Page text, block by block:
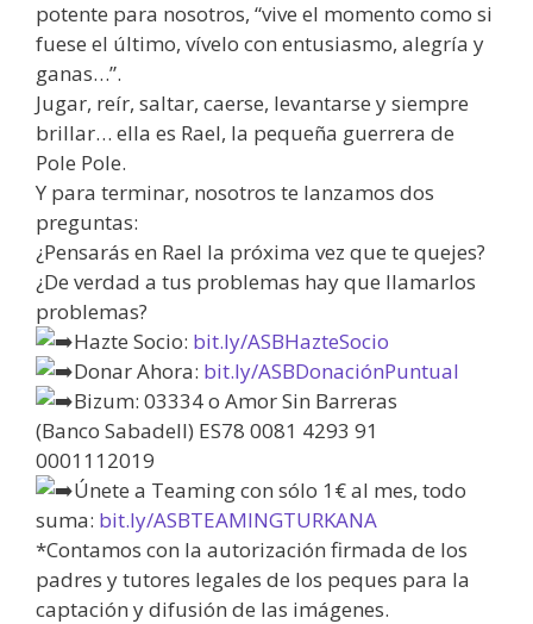
potente para nosotros, “vive el momento como si
fuese el último, vívelo con entusiasmo, alegría y
ganas…”.
Jugar, reír, saltar, caerse, levantarse y siempre
brillar… ella es Rael, la pequeña guerrera de
Pole Pole.
Y para terminar, nosotros te lanzamos dos
preguntas:
¿Pensarás en Rael la próxima vez que te quejes?
¿De verdad a tus problemas hay que llamarlos
problemas?
Hazte Socio: bit.ly/ASBHazteSocio
Donar Ahora: bit.ly/ASBDonaciónPuntual
Bizum: 03334 o Amor Sin Barreras
(Banco Sabadell) ES78 0081 4293 91
0001112019
Únete a Teaming con sólo 1€ al mes, todo
suma: bit.ly/ASBTEAMINGTURKANA
*Contamos con la autorización firmada de los
padres y tutores legales de los peques para la
captación y difusión de las imágenes.